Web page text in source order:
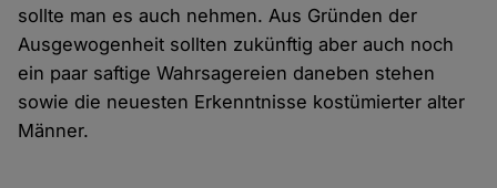
sollte man es auch nehmen. Aus Gründen der
Ausgewogenheit sollten zukünftig aber auch noch
ein paar saftige Wahrsagereien daneben stehen
sowie die neuesten Erkenntnisse kostümierter alter
Männer.